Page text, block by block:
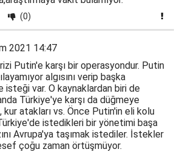
(0)
2021 14:47
Putin'e karşı bir operasyondur. Putin
algısını verip başka
isteği var. O kaynaklardan biri de
Türkiye'ye karşı da düğmeye
kur atakları vs. Önce Putin'in eli kolu
istedikleri bir yönetimi başa
Avrupa'ya taşımak istediler. İstekler
çoğu zaman örtüşmüyor.